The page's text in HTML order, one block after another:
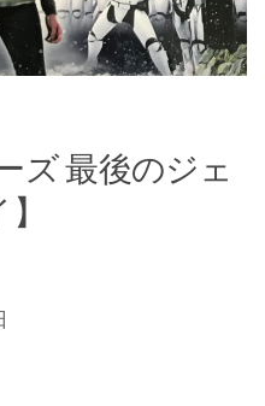
ズ 最後のジェ